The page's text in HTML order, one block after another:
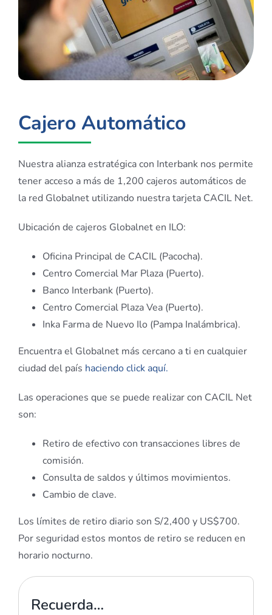
Cajero Automático
Nuestra alianza estratégica con Interbank nos permite
tener acceso a más de 1,200 cajeros automáticos de
la red Globalnet utilizando nuestra tarjeta CACIL Net.
Ubicación de cajeros Globalnet en ILO:
Oficina Principal de CACIL (Pacocha).
Centro Comercial Mar Plaza (Puerto).
Banco Interbank (Puerto).
Centro Comercial Plaza Vea (Puerto).
Inka Farma de Nuevo Ilo (Pampa Inalámbrica).
Encuentra el Globalnet más cercano a ti en cualquier
ciudad del país haciendo click aquí.
Las operaciones que se puede realizar con CACIL Net
son:
Retiro de efectivo con transacciones libres de
comisión.
Consulta de saldos y últimos movimientos.
Cambio de clave.
Los límites de retiro diario son S/2,400 y US$700.
Por seguridad estos montos de retiro se reducen en
horario nocturno.
Recuerda…